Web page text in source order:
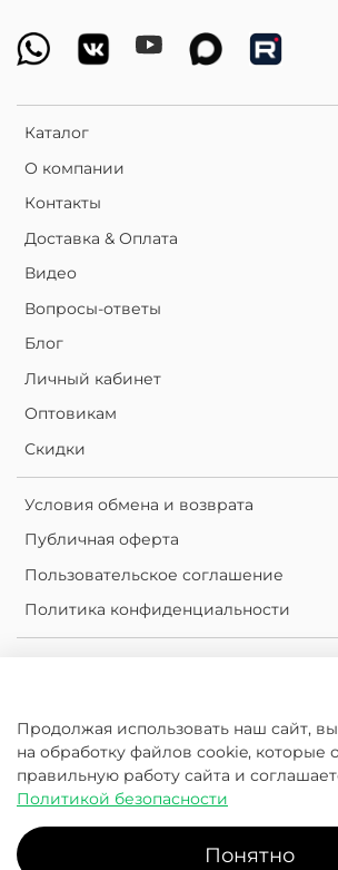
Каталог
О компании
Контакты
Доставка & Оплата
Видео
Вопросы-ответы
Блог
Личный кабинет
Оптовикам
Скидки
Условия обмена и возврата
Публичная оферта
Пользовательское соглашение
Политика конфиденциальности
Сравнение
Избранное
2016-2026 © KleanKanteen.ru.com
Klean Kanteen | Россия - официальный
Продолжая использовать наш сайт,
на обработку файлов cookie, которые
правильную работу сайта и
Политикой безопасности
Понятно